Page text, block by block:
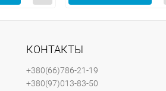
КОНТАКТЫ
+380(66)786-21-19
+380(97)013-83-50